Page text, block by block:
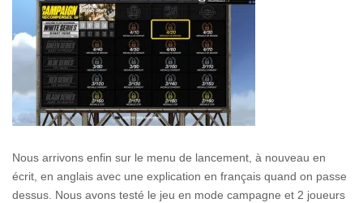
Nous arrivons enfin sur le menu de lancement, à nouveau en
écrit, en anglais avec une explication en français quand on passe
dessus. Nous avons testé le jeu en mode campagne et 2 joueurs